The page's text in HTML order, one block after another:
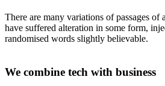
There are many variations of passages
have suffered alteration in some form,
randomised words slightly believable.
We combine tech with business